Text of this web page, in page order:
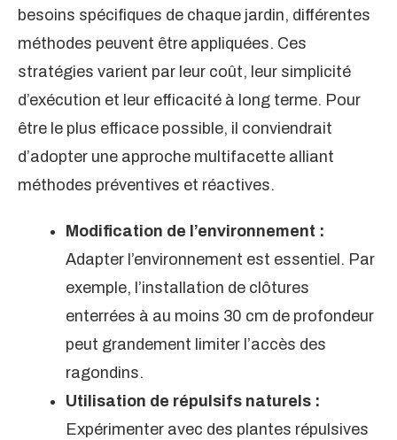
besoins spécifiques de chaque jardin, différentes
méthodes peuvent être appliquées. Ces
stratégies varient par leur coût, leur simplicité
d’exécution et leur efficacité à long terme. Pour
être le plus efficace possible, il conviendrait
d’adopter une approche multifacette alliant
méthodes préventives et réactives.
Modification de l’environnement :
Adapter l’environnement est essentiel. Par
exemple, l’installation de clôtures
enterrées à au moins 30 cm de profondeur
peut grandement limiter l’accès des
ragondins.
Utilisation de répulsifs naturels :
Expérimenter avec des plantes répulsives